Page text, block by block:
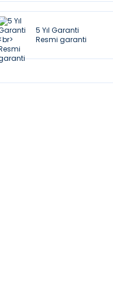
5 Yıl Garanti
Resmi garanti